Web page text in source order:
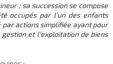
; sa succession se compose
occupés par l’un des enfants
par actions simplifiée ayant pour
et l’exploitation de biens